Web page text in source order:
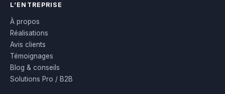
L’ENTREPRISE
À propos
Réalisations
Avis clients
Témoignages
Blog & conseils
Solutions Pro / B2B